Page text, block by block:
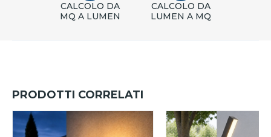
CALCOLO DA
MQ A LUMEN
CALCOLO DA
LUMEN A MQ
PRODOTTI CORRELATI